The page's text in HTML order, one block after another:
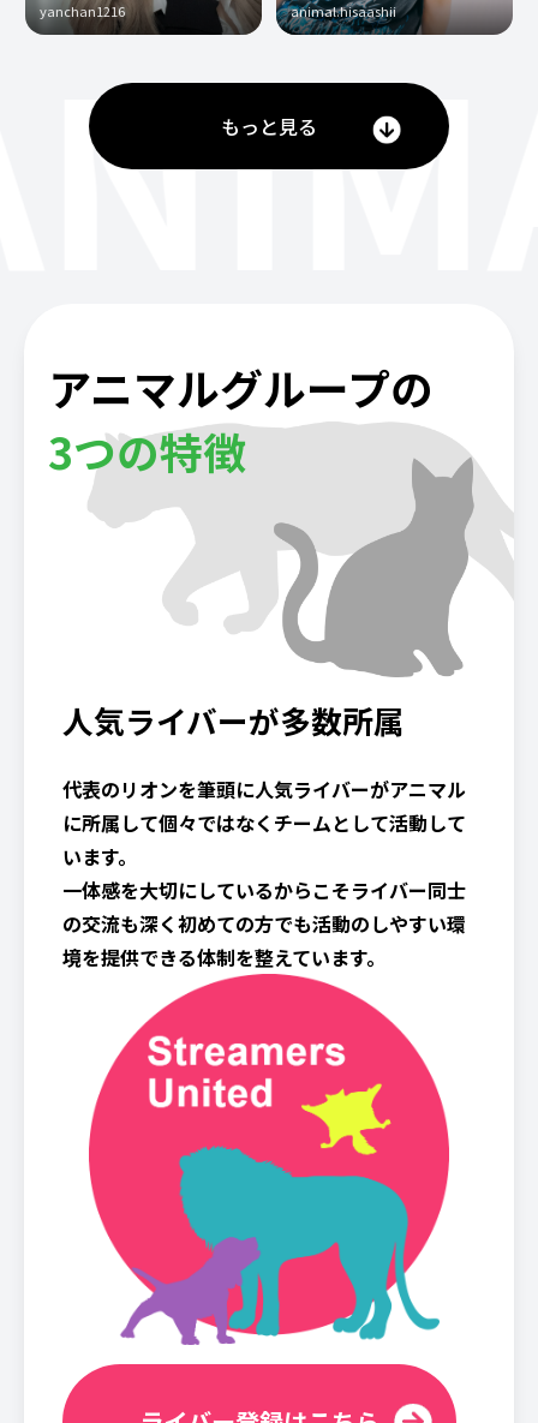
yanchan1216 animal.hisaashii
もっと見る
アニマルグループの
3つの特徴
人気ライバーが多数所属
代表のリオンを筆頭に人気ライバーがアニマル
に所属して個々ではなくチームとして活動して
います。
一体感を大切にしているからこそライバー同士
の交流も深く初めての方でも活動のしやすい環
境を提供できる体制を整えています。